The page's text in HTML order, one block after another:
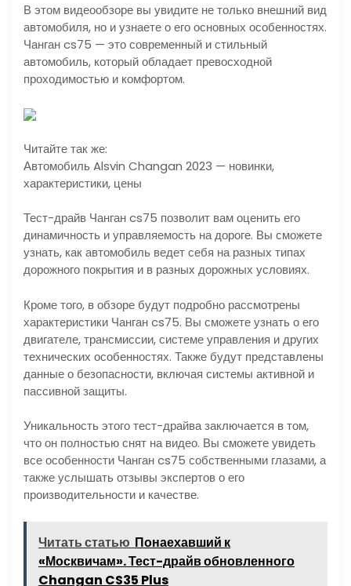
В этом видеообзоре вы увидите не только внешний вид
автомобиля, но и узнаете о его основных особенностях.
Чанган cs75 — это современный и стильный
автомобиль, который обладает превосходной
проходимостью и комфортом.
Читайте так же:
Автомобиль Alsvin Changan 2023 — новинки,
характеристики, цены
Тест-драйв Чанган cs75 позволит вам оценить его
динамичность и управляемость на дороге. Вы сможете
узнать, как автомобиль ведет себя на разных типах
дорожного покрытия и в разных дорожных условиях.
Кроме того, в обзоре будут подробно рассмотрены
характеристики Чанган cs75. Вы сможете узнать о его
двигателе, трансмиссии, системе управления и других
технических особенностях. Также будут представлены
данные о безопасности, включая системы активной и
пассивной защиты.
Уникальность этого тест-драйва заключается в том,
что он полностью снят на видео. Вы сможете увидеть
все особенности Чанган cs75 собственными глазами, а
также услышать отзывы экспертов о его
производительности и качестве.
Читать статью Понаехавший к
«Москвичам». Тест-драйв обновленного
Changan CS35 Plus